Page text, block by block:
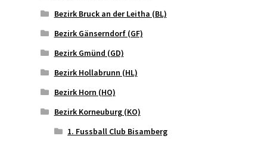
Bezirk Bruck an der Leitha (BL)
Bezirk Gänserndorf (GF)
Bezirk Gmünd (GD)
Bezirk Hollabrunn (HL)
Bezirk Horn (HO)
Bezirk Korneuburg (KO)
1. Fussball Club Bisamberg